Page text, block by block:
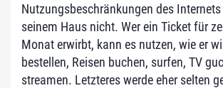
Nutzungsbeschränkungen des Internets
seinem Haus nicht. Wer ein Ticket für
Monat erwirbt, kann es nutzen, wie er
bestellen, Reisen buchen, surfen, TV
streamen. Letzteres werde eher selten